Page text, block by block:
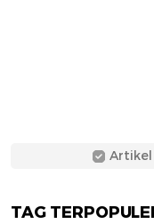
Artikel
TAG